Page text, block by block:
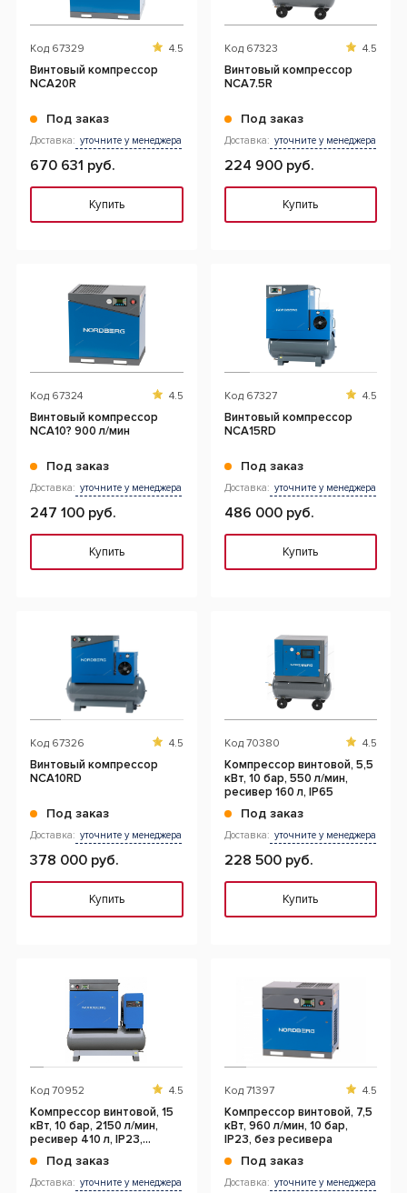
Код 67329 4.5
Винтовый компрессор
NCA20R
Под заказ
Доставка: уточните у менеджера
670 631 руб.
Купить
Код 67323 4.5
Винтовый компрессор
NCA7.5R
Под заказ
Доставка: уточните у менеджера
224 900 руб.
Купить
Код 67324 4.5
Винтовый компрессор
NCA10? 900 л/мин
Под заказ
Доставка: уточните у менеджера
247 100 руб.
Купить
Код 67327 4.5
Винтовый компрессор
NCA15RD
Под заказ
Доставка: уточните у менеджера
486 000 руб.
Купить
Код 67326 4.5
Винтовый компрессор
NCA10RD
Под заказ
Доставка: уточните у менеджера
378 000 руб.
Купить
Код 70380 4.5
Компрессор винтовой, 5,5
кВт, 10 бар, 550 л/мин,
ресивер 160 л, IP65
Под заказ
Доставка: уточните у менеджера
228 500 руб.
Купить
Код 70952 4.5
Компрессор винтовой, 15
кВт, 10 бар, 2150 л/мин,
ресивер 410 л, IP23,
Под заказ
Доставка: уточните у менеджера
Код 71397 4.5
Компрессор винтовой, 7,5
кВт, 960 л/мин, 10 бар,
IP23, без ресивера
Под заказ
Доставка: уточните у менеджера